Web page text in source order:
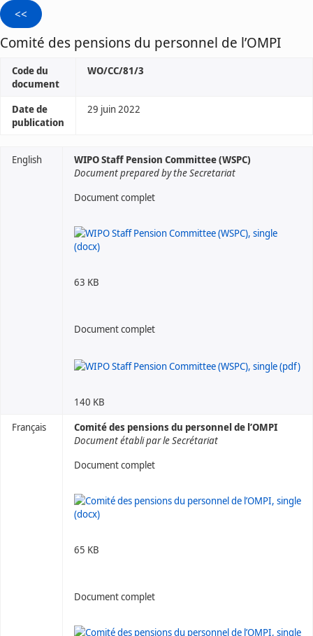
Comité des pensions du personnel de l’OMPI
Code du
document
WO/CC/81/3
Date de
publication
29 juin 2022
English
WIPO Staff Pension Committee (WSPC)
Document prepared by the Secretariat
Document complet
63 KB
Document complet
140 KB
Français
Comité des pensions du personnel de l’OMPI
Document établi par le Secrétariat
Document complet
65 KB
Document complet